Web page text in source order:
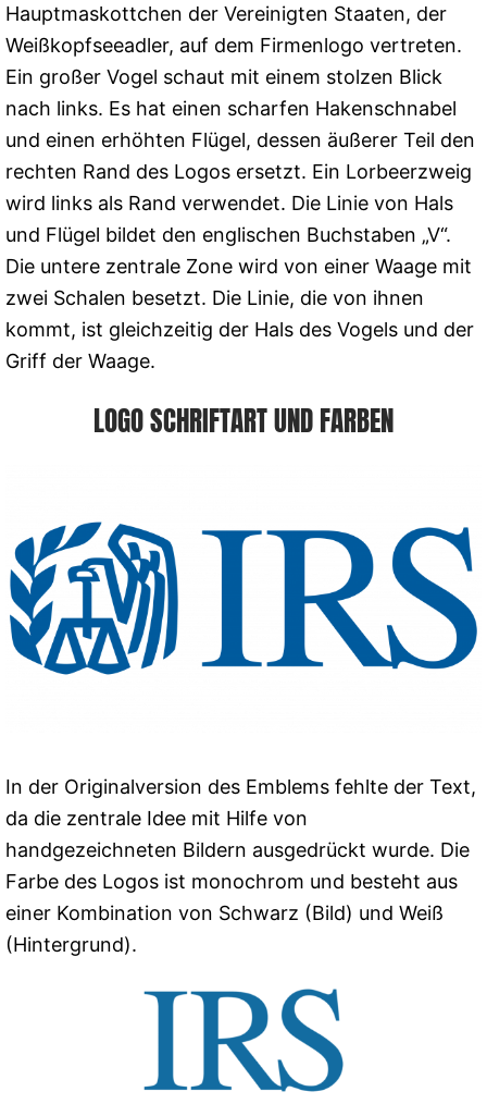
Hauptmaskottchen der Vereinigten Staaten, der
Weißkopfseeadler, auf dem Firmenlogo vertreten.
Ein großer Vogel schaut mit einem stolzen Blick
nach links. Es hat einen scharfen Hakenschnabel
und einen erhöhten Flügel, dessen äußerer Teil den
rechten Rand des Logos ersetzt. Ein Lorbeerzweig
wird links als Rand verwendet. Die Linie von Hals
und Flügel bildet den englischen Buchstaben „V“.
Die untere zentrale Zone wird von einer Waage mit
zwei Schalen besetzt. Die Linie, die von ihnen
kommt, ist gleichzeitig der Hals des Vogels und der
Griff der Waage.
LOGO SCHRIFTART UND FARBEN
In der Originalversion des Emblems fehlte der Text,
da die zentrale Idee mit Hilfe von
handgezeichneten Bildern ausgedrückt wurde. Die
Farbe des Logos ist monochrom und besteht aus
einer Kombination von Schwarz (Bild) und Weiß
(Hintergrund).